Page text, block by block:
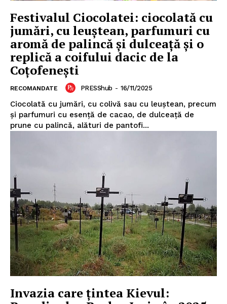
Festivalul Ciocolatei: ciocolată cu
jumări, cu leuştean, parfumuri cu
aromă de palincă şi dulceaţă și o
replică a coifului dacic de la
Coţofeneşti
RECOMANDATE PRESShub - 16/11/2025
Ciocolată cu jumări, cu colivă sau cu leuştean, precum
şi parfumuri cu esenţă de cacao, de dulceaţă de
prune cu palincă, alături de pantofi...
Invazia care țintea Kievul: